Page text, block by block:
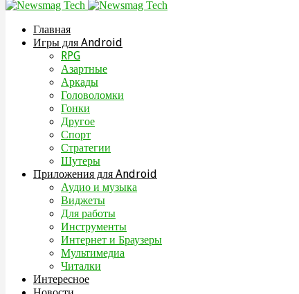
Главная
Игры для Android
RPG
Азартные
Аркады
Головоломки
Гонки
Другое
Спорт
Стратегии
Шутеры
Приложения для Android
Аудио и музыка
Виджеты
Для работы
Инструменты
Интернет и Браузеры
Мультимедиа
Читалки
Интересное